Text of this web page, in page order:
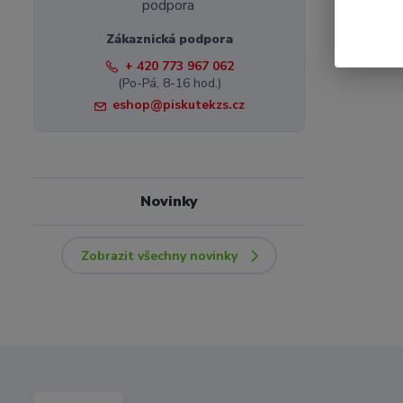
Zákaznická podpora
+ 420 773 967 062
(Po-Pá, 8-16 hod.)
eshop@piskutekzs.cz
Novinky
Zobrazit všechny novinky